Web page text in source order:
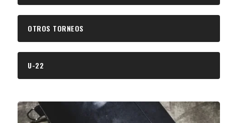
OTROS TORNEOS
U-22